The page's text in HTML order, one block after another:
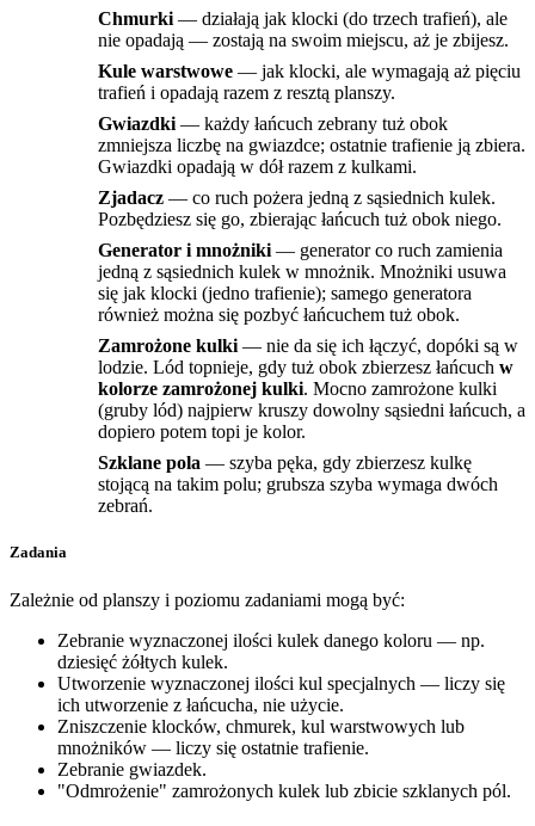
Chmurki — działają jak klocki (do trzech trafień), ale
nie opadają — zostają na swoim miejscu, aż je zbijesz.
Kule warstwowe — jak klocki, ale wymagają aż pięciu
trafień i opadają razem z resztą planszy.
Gwiazdki — każdy łańcuch zebrany tuż obok
zmniejsza liczbę na gwiazdce; ostatnie trafienie ją zbiera.
Gwiazdki opadają w dół razem z kulkami.
Zjadacz — co ruch pożera jedną z sąsiednich kulek.
Pozbędziesz się go, zbierając łańcuch tuż obok niego.
Generator i mnożniki — generator co ruch zamienia
jedną z sąsiednich kulek w mnożnik. Mnożniki usuwa
się jak klocki (jedno trafienie); samego generatora
również można się pozbyć łańcuchem tuż obok.
Zamrożone kulki — nie da się ich łączyć, dopóki są w
lodzie. Lód topnieje, gdy tuż obok zbierzesz łańcuch w
kolorze zamrożonej kulki. Mocno zamrożone kulki
(gruby lód) najpierw kruszy dowolny sąsiedni łańcuch, a
dopiero potem topi je kolor.
Szklane pola — szyba pęka, gdy zbierzesz kulkę
stojącą na takim polu; grubsza szyba wymaga dwóch
zebrań.
Zadania
Zależnie od planszy i poziomu zadaniami mogą być:
Zebranie wyznaczonej ilości kulek danego koloru — np.
dziesięć żółtych kulek.
Utworzenie wyznaczonej ilości kul specjalnych — liczy się
ich utworzenie z łańcucha, nie użycie.
Zniszczenie klocków, chmurek, kul warstwowych lub
mnożników — liczy się ostatnie trafienie.
Zebranie gwiazdek.
"Odmrożenie" zamrożonych kulek lub zbicie szklanych pól.